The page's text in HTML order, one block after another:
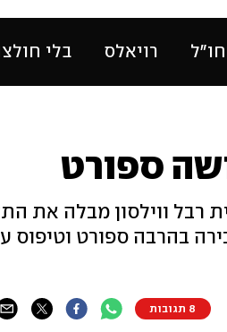
רויאלס בלי
ספורט
רבל ווילסון מבלה את
בהרבה ספורט וטיפוס
8 תגובות